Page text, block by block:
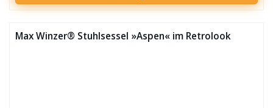
Max Winzer® Stuhlsessel »Aspen« im Retrolook